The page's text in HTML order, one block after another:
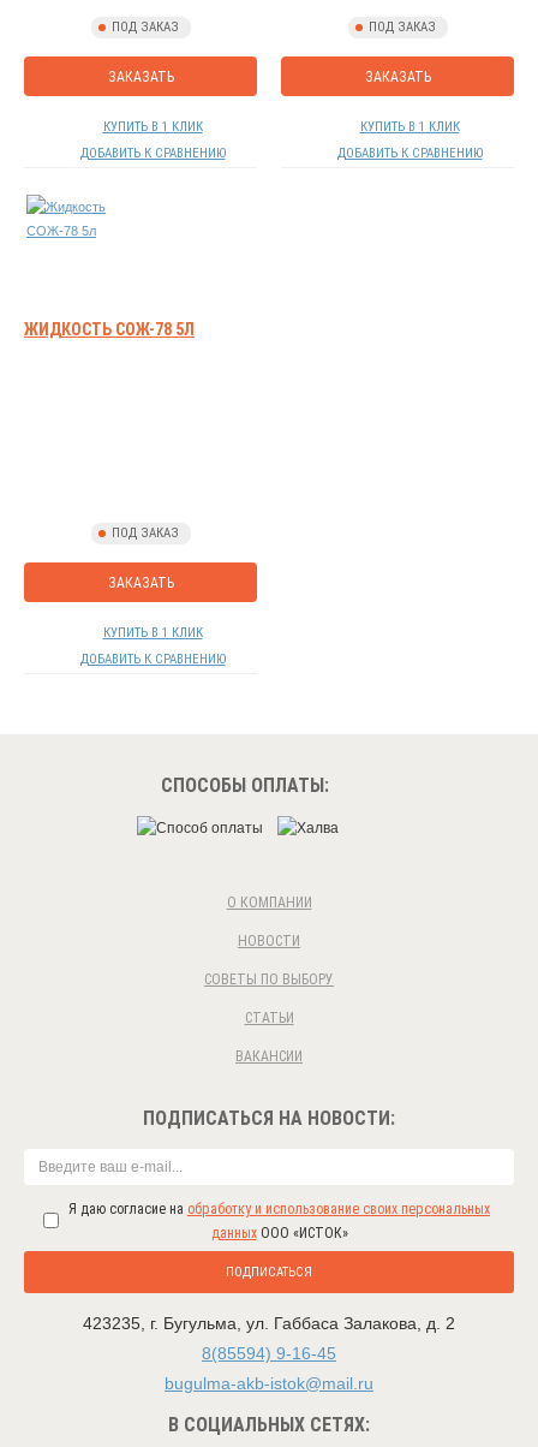
ПОД ЗАКАЗ
ЗАКАЗАТЬ
КУПИТЬ В 1 КЛИК
ДОБАВИТЬ К СРАВНЕНИЮ
ПОД ЗАКАЗ
ЗАКАЗАТЬ
КУПИТЬ В 1 КЛИК
ДОБАВИТЬ К СРАВНЕНИЮ
ЖИДКОСТЬ СОЖ-78 5Л
ПОД ЗАКАЗ
ЗАКАЗАТЬ
КУПИТЬ В 1 КЛИК
ДОБАВИТЬ К СРАВНЕНИЮ
СПОСОБЫ ОПЛАТЫ:
О КОМПАНИИ
НОВОСТИ
СОВЕТЫ ПО ВЫБОРУ
СТАТЬИ
ВАКАНСИИ
ПОДПИСАТЬСЯ НА НОВОСТИ:
Я даю согласие на обработку и использование своих персональных
данныхООО «ИСТОК»
ПОДПИСАТЬСЯ
423235 г. Бугульма ул. Габбаса Залакова, д. 2
8(85594) 9-16-45
bugulma-akb-istok@mail.ru
В СОЦИАЛЬНЫХ СЕТЯХ: